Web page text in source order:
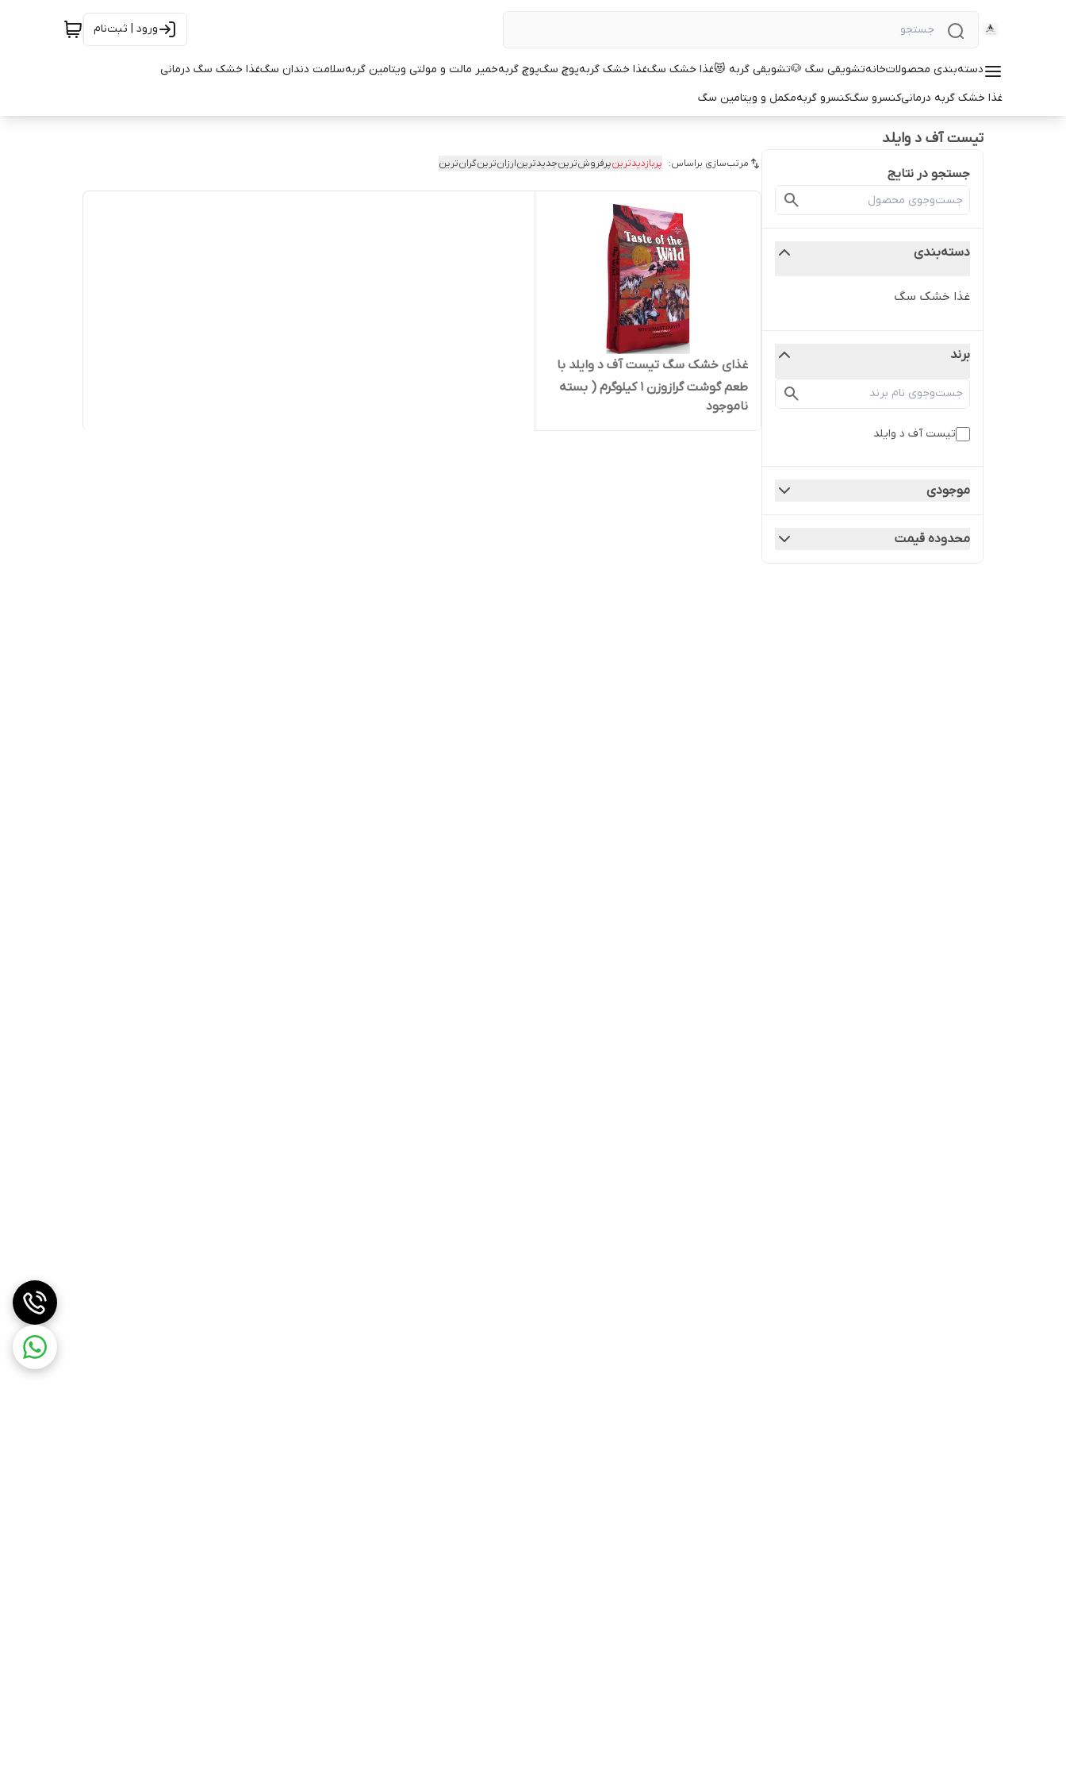
ورود | ثبت‌نام
دسته‌بندی محصولاتخانهتشویقی سگ 🐶تشویقی گربه 😻غذا خشک سگغذا خشک گربهپوچ سگپوچ گربهخمیر مالت و مولتی ویتامین گربهسلامت دندان سگغذا خشک سگ درمانی
غذا خشک گربه درمانیکنسرو سگکنسرو گربهمکمل و ویتامین سگ
تیست آف د وایلد
جستجو در نتایج
دسته‌بندی
غذا خشک سگ
برند
تیست آف د وایلد
موجودی
محدوده قیمت
مرتب‌سازی براساس: پربازدیدترینپرفروش‌ترینجدیدترینارزان‌ترینگران‌ترین
غذای خشک سگ تیست آف د وایلد با
طعم گوشت گرازوزن 1 کیلوگرم ( بسته
بندی در زیپ کیپ پت شاپ لئو )
ناموجود